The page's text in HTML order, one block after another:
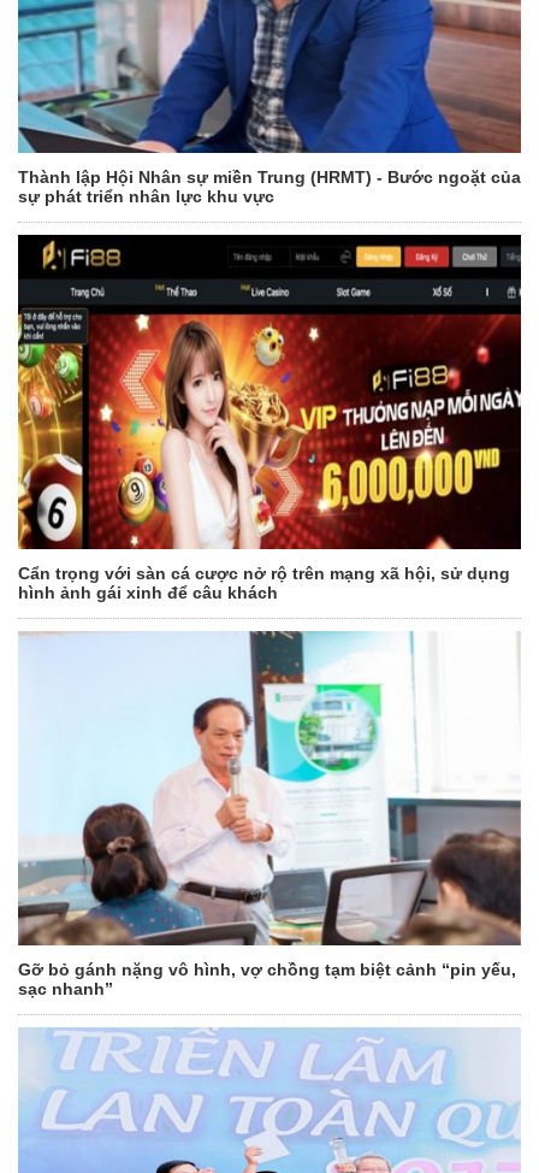
Thành lập Hội Nhân sự miền Trung (HRMT) - Bước ngoặt của
sự phát triển nhân lực khu vực
Cẩn trọng với sàn cá cược nở rộ trên mạng xã hội, sử dụng
hình ảnh gái xinh để câu khách
Gỡ bỏ gánh nặng vô hình, vợ chồng tạm biệt cảnh “pin yếu,
sạc nhanh”